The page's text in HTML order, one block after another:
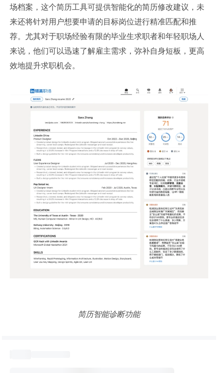
场档案，这个简历工具可提供智能化的简历修改建议，未
来还将针对用户想要申请的目标岗位进行精准匹配和推
荐。尤其对于职场经验有限的毕业生求职者和年轻职场人
来说，他们可以迅速了解雇主需求，弥补自身短板，更高
效地提升求职机会。
简历智能诊断功能